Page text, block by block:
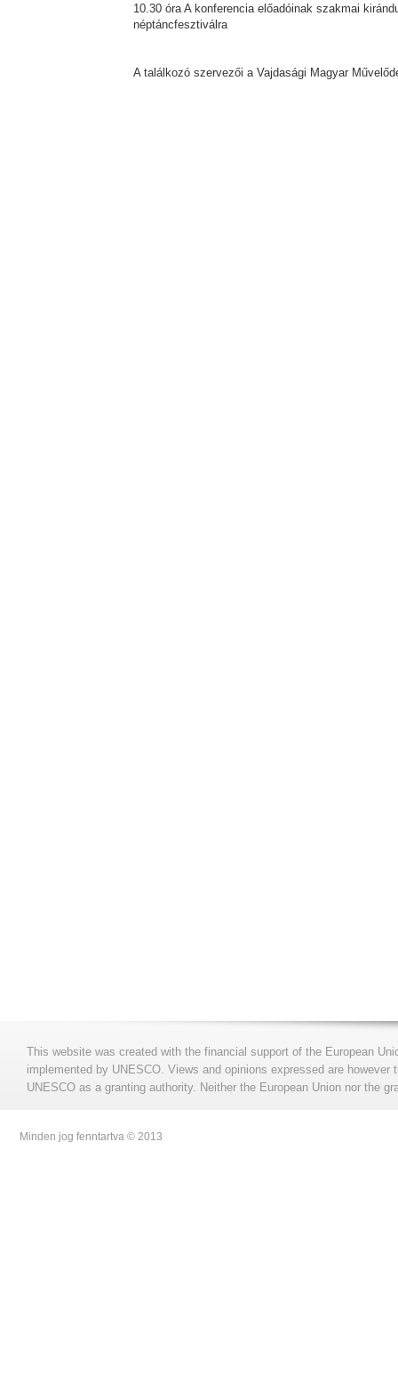
10.30 óra A konferencia előadóinak szakmai
néptáncfesztiválra
A találkozó szervezői a Vajdasági Magyar
This website was created with the financial support of the European
implemented by UNESCO. Views and opinions expressed are
UNESCO as a granting authority. Neither the European Union nor the
Minden jog fenntartva © 2013